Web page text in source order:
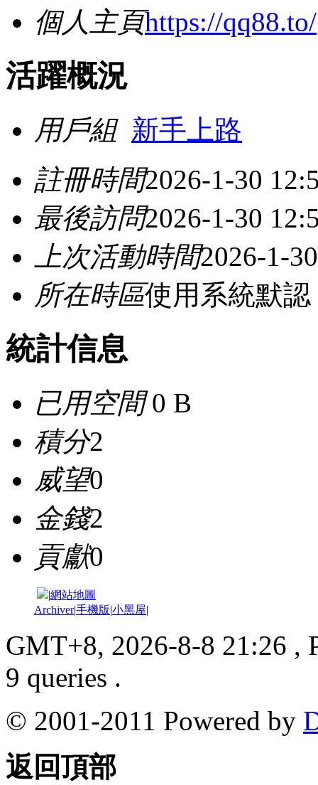
個人主頁https://qq88.to/
活躍概況
用戶組 新手上路
註冊時間2026-1-30
最後訪問2026-1-30
上次活動時間2026-1-
所在時區使用系統默認
統計信息
已用空間0 B
積分2
威望0
金錢2
貢獻0
|網站地圖
Archiver|手機版|小黑屋|
GMT+8, 2026-8-8 21:26 ,
9 queries .
© 2001-2011 Powered by
返回頂部